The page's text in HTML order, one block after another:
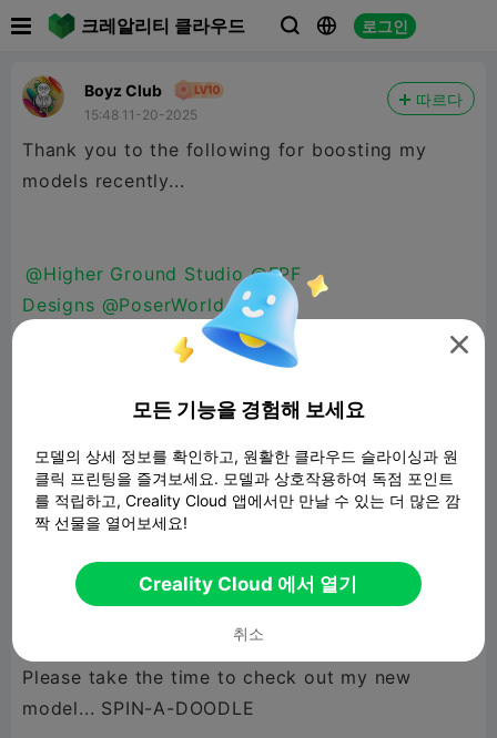
크레알리티 클라우드   로그인
Boyz Club
15:48 11-20-2025
따르다
Thank you to the following for boosting my
models recently...
@Higher Ground Studio @FPF
Designs @PoserWorld
@user5564445717
@Manne
@Orthodox38 @FreshPrintsBA
ser4898418161 @Patch @Christ
@Kingcobra357 @Colagua @EM_Design @fredR
Craptor @ProgramsWithFortran @PrintArsenal @
CKerper13 @hexhavoc
Please take the time to check out my new
model... SPIN-A-DOODLE

모든 기능을 경험해 보세요
모델의 상세 정보를 확인하고, 원활한 클라우드 슬라이싱과 원
클릭 프린팅을 즐겨보세요. 모델과 상호작용하여 독점 포인트
를 적립하고, Creality Cloud 앱에서만 만날 수 있는 더 많은 깜
짝 선물을 열어보세요!
Creality Cloud 에서 열기
취소